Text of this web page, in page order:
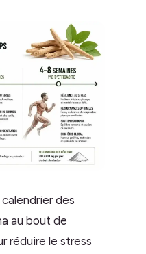
des
au bout de
réduire le stress